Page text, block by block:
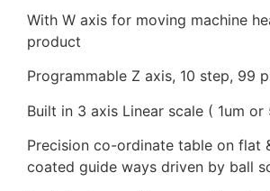
With W axis for moving machine
product
Programmable Z axis, 10 step, 99
Built in 3 axis Linear scale ( 1um or
Precision co-ordinate table on flat
coated guide ways driven by ball